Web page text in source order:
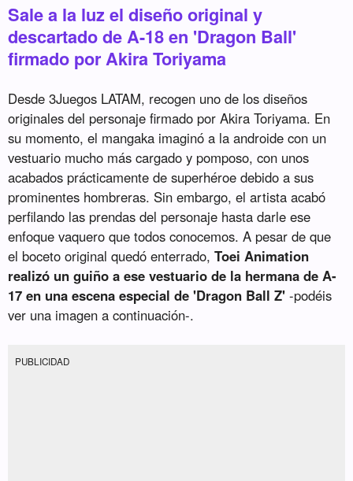
Sale a la luz el diseño original y
descartado de A-18 en 'Dragon Ball'
firmado por Akira Toriyama
Desde 3Juegos LATAM, recogen uno de los diseños
originales del personaje firmado por Akira Toriyama. En
su momento, el mangaka imaginó a la androide con un
vestuario mucho más cargado y pomposo, con unos
acabados prácticamente de superhéroe debido a sus
prominentes hombreras. Sin embargo, el artista acabó
perfilando las prendas del personaje hasta darle ese
enfoque vaquero que todos conocemos. A pesar de que
el boceto original quedó enterrado,Toei Animation
realizó un guiño a ese vestuario de la hermana de A-
17 en una escena especial de 'Dragon Ball Z' -podéis
ver una imagen a continuación-.
PUBLICIDAD